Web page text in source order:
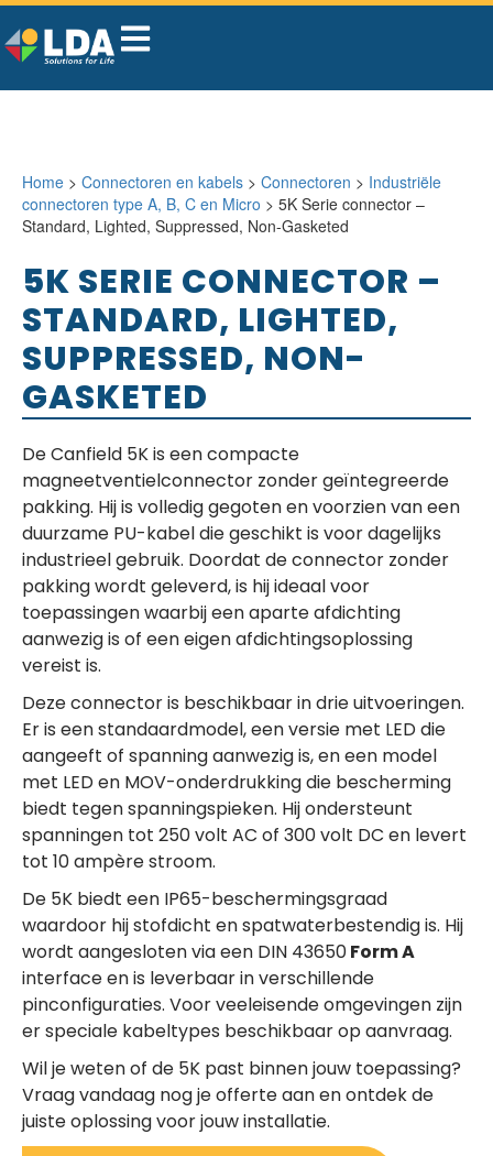
Home > Connectoren en kabels > Connectoren > Industriële
connectoren type A, B, C en Micro > 5K Serie connector –
Standard, Lighted, Suppressed, Non-Gasketed
5K SERIE CONNECTOR –
STANDARD, LIGHTED,
SUPPRESSED, NON-
GASKETED
De Canfield 5K is een compacte
magneetventielconnector zonder geïntegreerde
pakking. Hij is volledig gegoten en voorzien van een
duurzame PU-kabel die geschikt is voor dagelijks
industrieel gebruik. Doordat de connector zonder
pakking wordt geleverd, is hij ideaal voor
toepassingen waarbij een aparte afdichting
aanwezig is of een eigen afdichtingsoplossing
vereist is.
Deze connector is beschikbaar in drie uitvoeringen.
Er is een standaardmodel, een versie met LED die
aangeeft of spanning aanwezig is, en een model
met LED en MOV-onderdrukking die bescherming
biedt tegen spanningspieken. Hij ondersteunt
spanningen tot 250 volt AC of 300 volt DC en levert
tot 10 ampère stroom.
De 5K biedt een IP65-beschermingsgraad
waardoor hij stofdicht en spatwaterbestendig is. Hij
wordt aangesloten via een DIN 43650Form A
interface en is leverbaar in verschillende
pinconfiguraties. Voor veeleisende omgevingen zijn
er speciale kabeltypes beschikbaar op aanvraag.
Wil je weten of de 5K past binnen jouw toepassing?
Vraag vandaag nog je offerte aan en ontdek de
juiste oplossing voor jouw installatie.